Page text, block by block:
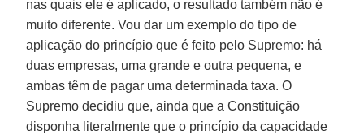
nas quais ele é aplicado, o resultado também não é
muito diferente. Vou dar um exemplo do tipo de
aplicação do princípio que é feito pelo Supremo: há
duas empresas, uma grande e outra pequena, e
ambas têm de pagar uma determinada taxa. O
Supremo decidiu que, ainda que a Constituição
disponha literalmente que o princípio da capacidade